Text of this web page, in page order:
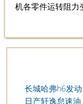
机各零件运转阻力
长城哈弗h6发动
机抖动油耗高是
日产轩逸怠速油